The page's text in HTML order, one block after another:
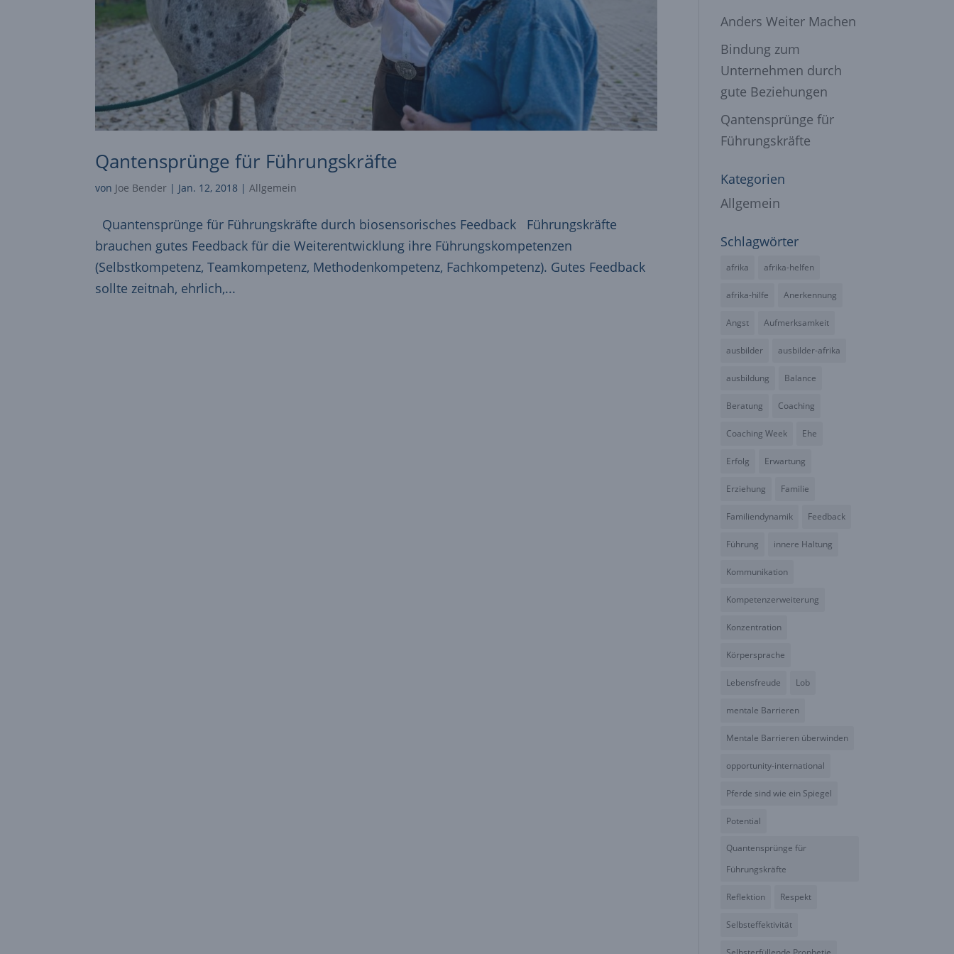
Qantensprünge für Führungskräfte
von Joe Bender | Jan. 12, 2018 |Allgemein
Quantensprünge für Führungskräfte durch biosensorisches Feedback Führungskräfte
brauchen gutes Feedback für die Weiterentwicklung ihre Führungskompetenzen
(Selbstkompetenz, Teamkompetenz, Methodenkompetenz, Fachkompetenz). Gutes Feedback
sollte zeitnah, ehrlich,...
Anders Weiter Machen
Bindung zum
Unternehmen durch
gute Beziehungen
Qantensprünge für
Führungskräfte
Kategorien
Allgemein
Schlagwörter
afrika afrika-helfen
afrika-hilfe Anerkennung
Angst Aufmerksamkeit
ausbilder ausbilder-afrika
ausbildung Balance
Beratung Coaching
Coaching Week Ehe
Erfolg Erwartung
Erziehung Familie
Familiendynamik Feedback
Führung innere Haltung
Kommunikation
Kompetenzerweiterung
Konzentration
Körpersprache
Lebensfreude Lob
mentale Barrieren
Mentale Barrieren überwinden
opportunity-international
Pferde sind wie ein Spiegel
Potential
Quantensprünge für
Führungskräfte
Reflektion Respekt
Selbsteffektivität